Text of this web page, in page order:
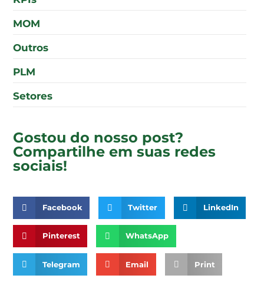
MOM
Outros
PLM
Setores
Gostou do nosso post?
Compartilhe em suas redes
sociais!
Facebook Twitter LinkedIn
Pinterest WhatsApp
Telegram Email Print